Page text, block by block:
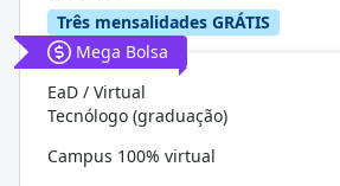
Três mensalidades GRÁTIS
Mega Bolsa
EaD / Virtual
Tecnólogo (graduação)
Campus 100% virtual